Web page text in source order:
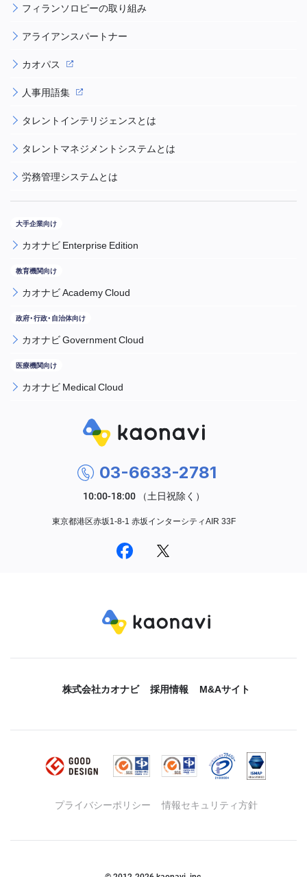
フィランソロピーの取り組み
アライアンスパートナー
カオパス
人事用語集
タレントインテリジェンスとは
タレントマネジメントシステムとは
労務管理システムとは
カオナビ Enterprise Edition
カオナビ Academy Cloud
カオナビ Government Cloud
カオナビ Medical Cloud
03-6633-2781
東京都港区赤坂1-8-1 赤坂インターシティAIR 33F
株式会社カオナビ 採用情報 M&Aサイト
プライバシーポリシー 情報セキュリティ方針